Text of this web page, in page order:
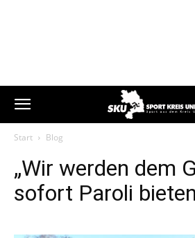
Start Blog
„Wir werden dem
sofort Paroli